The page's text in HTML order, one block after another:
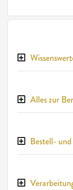
Alles zur
Bestell-